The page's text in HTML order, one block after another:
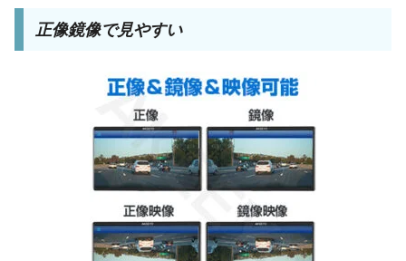
正像鏡像で見やすい